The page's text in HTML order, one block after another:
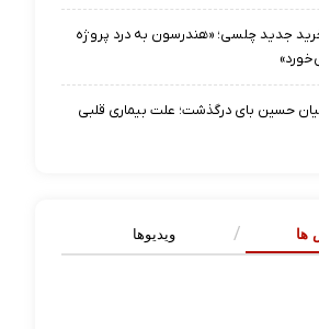
جدید چلسی؛ «هندرسون به درد پروژه
حسین بای درگذشت؛ علت بیماری قلبی
ها ویدیوها